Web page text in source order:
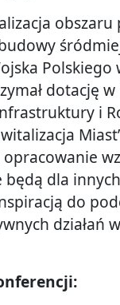
obszaru
Polskiego
dotację
i
opracowanie
dla innych
do
działań